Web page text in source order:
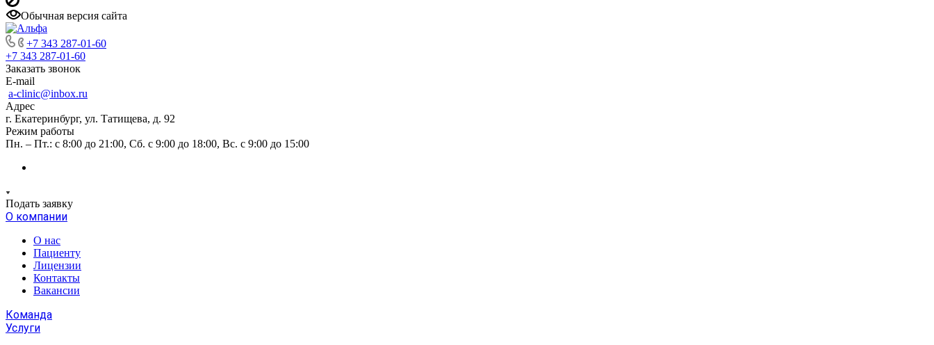
Обычная версия сайта
+7 343 287-01-60
+7 343 287-01-60
Заказать звонок
E-mail
a-clinic@inbox.ru
Адрес
г. Екатеринбург, ул. Татищева, д. 92
Режим работы
Пн. – Пт.: с 8:00 до 21:00, Сб. с 9:00 до 18:00, Вс. с 9:00 до 15:00
Подать заявку
О компании
О нас
Пациенту
Лицензии
Контакты
Вакансии
Команда
Услуги